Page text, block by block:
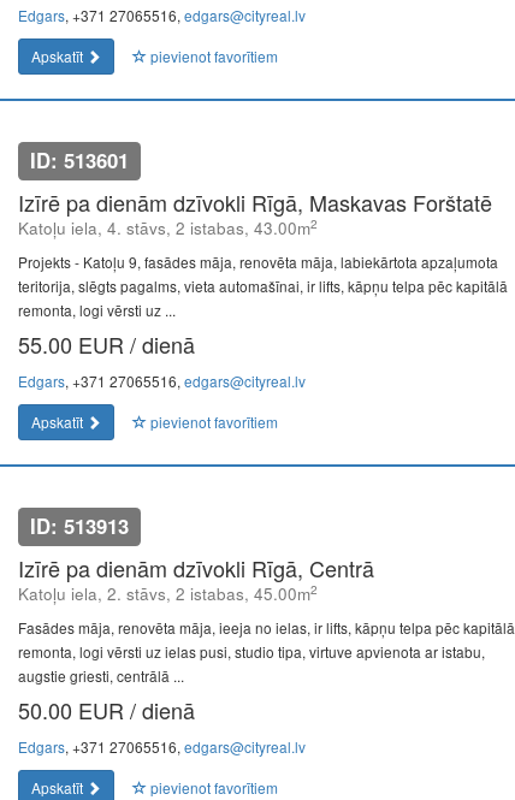
Edgars, +371 27065516, edgars@cityreal.lv
Apskatīt
pievienot favorītiem
ID: 513601
Izīrē pa dienām dzīvokli Rīgā, Maskavas Forštatē
Katoļu iela, 4. stāvs, 2 istabas, 43.00m2
Projekts - Katoļu 9, fasādes māja, renovēta māja, labiekārtota apzaļumota
teritorija, slēgts pagalms, vieta automašīnai, ir lifts, kāpņu telpa pēc kapitālā
remonta, logi vērsti uz ...
55.00 EUR / dienā
Edgars, +371 27065516, edgars@cityreal.lv
Apskatīt
pievienot favorītiem
ID: 513913
Izīrē pa dienām dzīvokli Rīgā, Centrā
Katoļu iela, 2. stāvs, 2 istabas, 45.00m2
Fasādes māja, renovēta māja, ieeja no ielas, ir lifts, kāpņu telpa pēc kapitālā
remonta, logi vērsti uz ielas pusi, studio tipa, virtuve apvienota ar istabu,
augstie griesti, centrālā ...
50.00 EUR / dienā
Edgars, +371 27065516, edgars@cityreal.lv
Apskatīt
pievienot favorītiem